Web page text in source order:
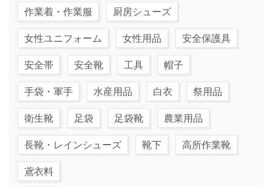
作業着・作業服 厨房シューズ
女性ユニフォーム 女性用品 安全保護具
安全帯 安全靴 工具 帽子
手袋・軍手 水産用品 白衣 祭用品
衛生靴 足袋 足袋靴 農業用品
長靴・レインシューズ 靴下 高所作業靴
鳶衣料